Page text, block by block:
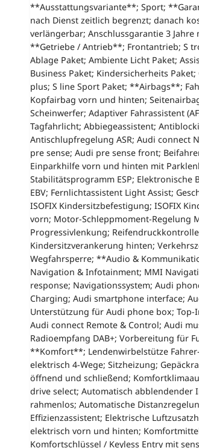
**Ausstattungsvariante**; Sport;
nach Dienst zeitlich begrenzt; danach
verlängerbar; Anschlussgarantie 3 Jahre
**Getriebe / Antrieb**; Frontantrieb; S
Ablage Paket; Ambiente Licht Paket;
Business Paket; Kindersicherheits
plus; S line Sport Paket; **Airbags**;
Kopfairbag vorn und hinten;
Scheinwerfer; Adaptiver Fahrassistent
Tagfahrlicht; Abbiegeassistent;
Antischlupfregelung ASR; Audi connect
pre sense; Audi pre sense front;
Einparkhilfe vorn und hinten mit
Stabilitätsprogramm ESP; Elektronische
EBV; Fernlichtassistent Light Assist;
ISOFIX Kindersitzbefestigung; ISOFIX
vorn; Motor-Schleppmoment-Regelung
Progressivlenkung;
Kindersitzverankerung hinten;
Wegfahrsperre; **Audio &
Navigation & Infotainment; MMI
response; Navigationssystem; Audi
Charging; Audi smartphone interface;
Unterstützung für Audi phone box;
Audi connect Remote & Control; Audi
Radioempfang DAB+; Vorbereitung für
**Komfort**; Lendenwirbelstütze
elektrisch 4-Wege; Sitzheizung;
öffnend und schließend;
drive select; Automatisch abblendender
rahmenlos; Automatische
Effizienzassistent; Elektrische
elektrisch vorn und hinten;
Komfortschlüssel / Keyless Entry mit